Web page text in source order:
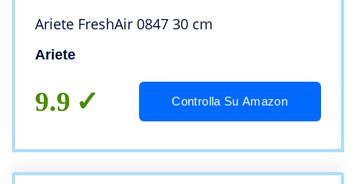
Ariete FreshAir 0847 30 cm
Ariete
9.9 Controlla Su Amazon